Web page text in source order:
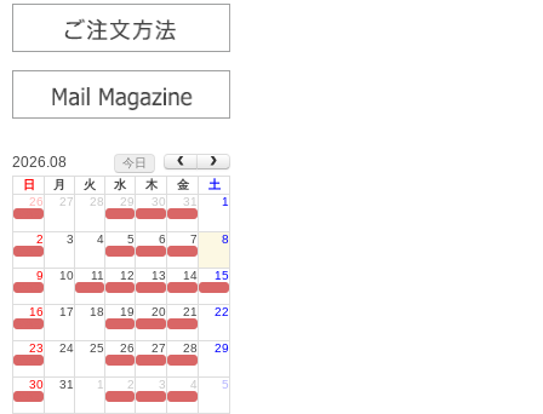
2026.08
今日
日
月 火 水 木 金
土
26
27 28 29 30 31 1
2 3 4 5 6 7 8
9 10 11 12 13 14 15
16 17 18 19 20 21 22
23 24 25 26 27 28 29
30 31 1 2 3 4 5